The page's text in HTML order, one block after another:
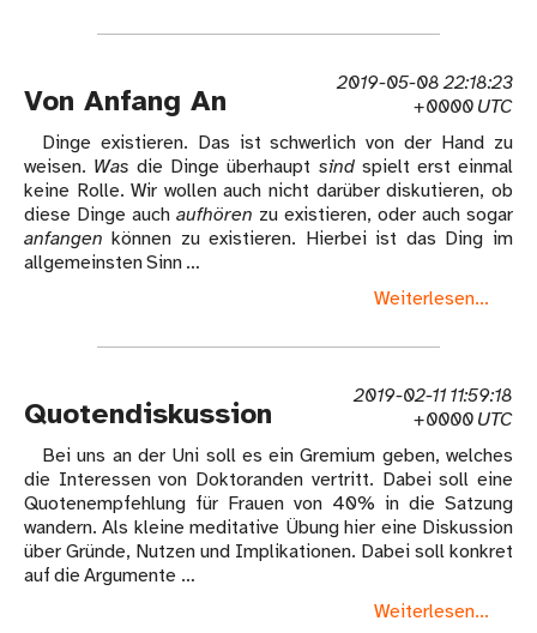
Von Anfang An
2019-05-08 22:18:23
+0000 UTC
Dinge existieren. Das ist schwerlich von der Hand zu
weisen. Was die Dinge überhaupt sindspielt erst einmal
keine Rolle. Wir wollen auch nicht darüber diskutieren, ob
diese Dinge auch aufhören zu existieren, oder auch sogar
anfangen können zu existieren. Hierbei ist das Ding im
allgemeinsten Sinn …
Weiterlesen...
Quotendiskussion
2019-02-11 11:59:18
+0000 UTC
Bei uns an der Uni soll es ein Gremium geben, welches
die Interessen von Doktoranden vertritt. Dabei soll eine
Quotenempfehlung für Frauen von 40% in die Satzung
wandern. Als kleine meditative Übung hier eine Diskussion
über Gründe, Nutzen und Implikationen. Dabei soll konkret
auf die Argumente …
Weiterlesen...